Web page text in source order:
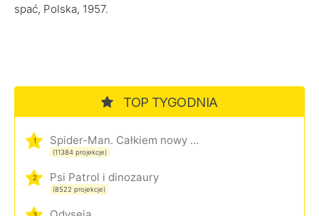
spać, Polska, 1957.
TOP TYGODNIA
1 Spider-Man. Całkiem nowy dzień
(11384 projekcje)
2 Psi Patrol i dinozaury
(8522 projekcje)